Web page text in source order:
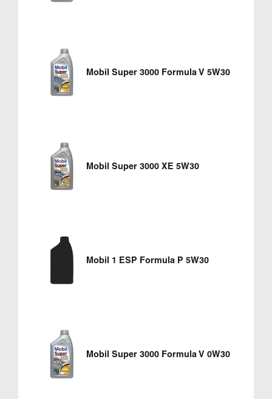
Mobil Super 3000 Formula V 5W30
Mobil Super 3000 XE 5W30
Mobil 1 ESP Formula P 5W30
Mobil Super 3000 Formula V 0W30